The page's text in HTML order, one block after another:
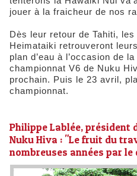
jouer à la fraicheur de nos
Dès leur retour de Tahiti,
Heimataiki retrouveront
plan d’eau à l’occasion de
championnat V6 de Nuku
prochain. Puis le 23 avril,
championnat.
Philippe Lablée, président
Nuku Hiva : "Le fruit du
nombreuses années par